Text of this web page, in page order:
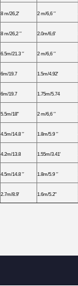
8 m/26,2' 2 m/6,6 ′′
8 m/26,2 ′′ 2.0m/6,6'
6.5m/21.3 ′′ 2 m/6,6 ′′
6m/19.7 1.5m/4.92'
6m/19.7 1.75m/5.74
5.5m/18" 2 m/6,6 ′′
4.5m/14.8 ′′ 1.8m/5.9 ′′
4.2m/13.8 1.55m/3.41'
4.5m/14.8 ′′ 1.8m/5.9 ′′
2.7m/8.9' 1.6m/5.2"